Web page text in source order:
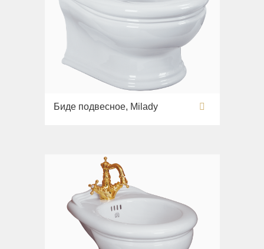
Биде подвесное, Milady